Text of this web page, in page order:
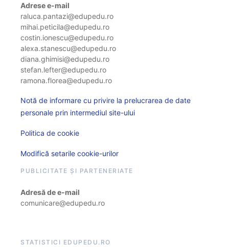
Adrese e-mail
raluca.pantazi@edupedu.ro
mihai.peticila@edupedu.ro
costin.ionescu@edupedu.ro
alexa.stanescu@edupedu.ro
diana.ghimisi@edupedu.ro
stefan.lefter@edupedu.ro
ramona.florea@edupedu.ro
Notă de informare cu privire la prelucrarea de date
personale prin intermediul site-ului
Politica de cookie
Modifică setarile cookie-urilor
PUBLICITATE ȘI PARTENERIATE
Adresă de e-mail
comunicare@edupedu.ro
STATISTICI EDUPEDU.RO